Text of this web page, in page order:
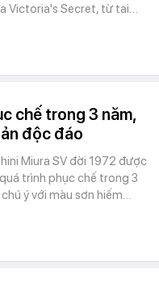
Victoria's Secret, từ tai…
chế trong 3 năm,
độc đáo
Miura SV đời 1972 được
trình phục chế trong 3
ý với màu sơn hiếm…